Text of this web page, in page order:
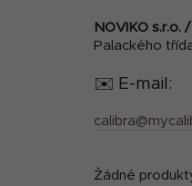
NOVIKO s.r.o.
Palackého
✉️ E-mail:
Žádné